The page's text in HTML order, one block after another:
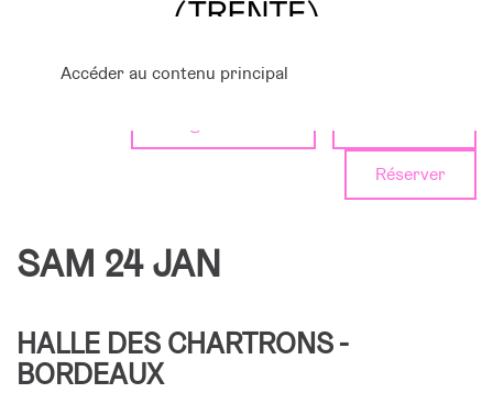
Accéder au contenu principal
Réserver
SAM 24 JAN
HALLE DES CHARTRONS -
BORDEAUX